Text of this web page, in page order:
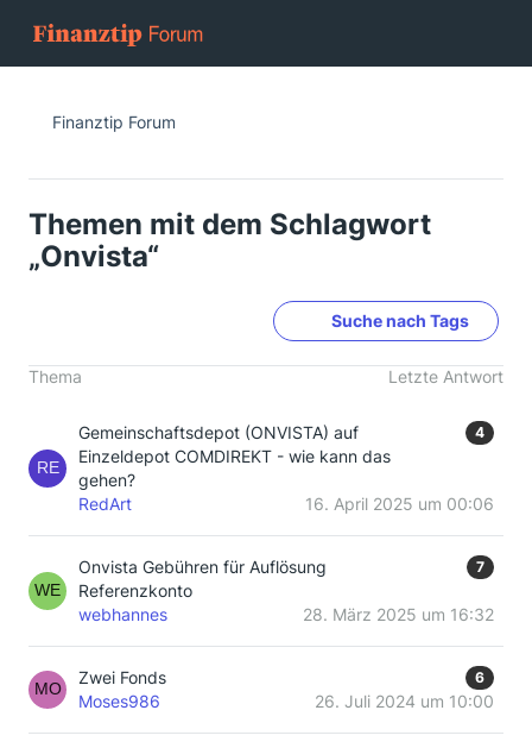
Finanztip Forum
Themen mit dem Schlagwort
„Onvista“
Suche nach Tags
Thema Letzte Antwort
Gemeinschaftsdepot (ONVISTA) auf
Einzeldepot COMDIREKT - wie kann das
gehen?
4
RedArt 16. April 2025 um 00:06
Onvista Gebühren für Auflösung
Referenzkonto
7
webhannes 28. März 2025 um 16:32
Zwei Fonds 6
Moses986 26. Juli 2024 um 10:00